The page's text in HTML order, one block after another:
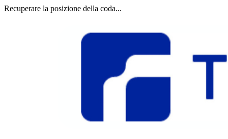
Recuperare la posizione della coda...